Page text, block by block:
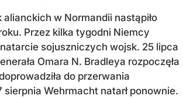
w Normandii nastąpiło
Przez kilka tygodni Niemcy
sojuszniczych wojsk. 25 lipca
Omara N. Bradleya rozpoczęła
do przerwania
sierpnia Wehrmacht natarł ponownie.